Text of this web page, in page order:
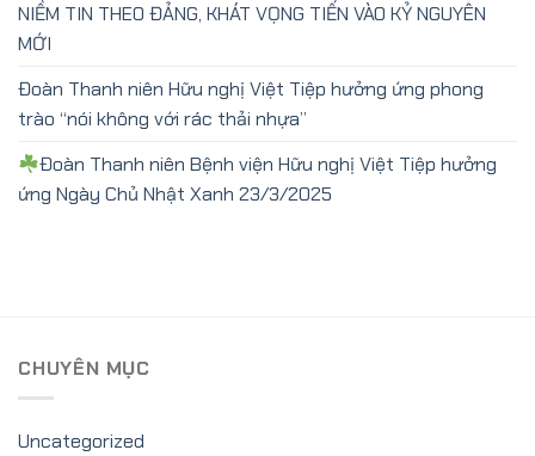
NIỀM TIN THEO ĐẢNG, KHÁT VỌNG TIẾN VÀO KỶ NGUYÊN
MỚI
Đoàn Thanh niên Hữu nghị Việt Tiệp hưởng ứng phong
trào “nói không với rác thải nhựa”
Đoàn Thanh niên Bệnh viện Hữu nghị Việt Tiệp hưởng
ứng Ngày Chủ Nhật Xanh 23/3/2025
CHUYÊN MỤC
Uncategorized